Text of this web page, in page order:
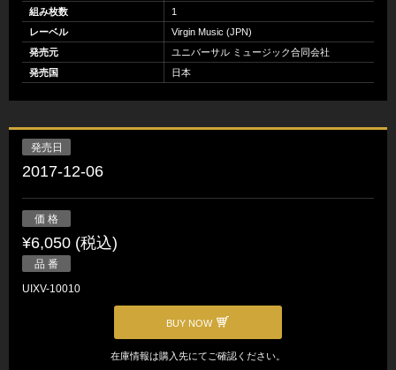
組み枚数
1
レーベル
Virgin Music (JPN)
発売元
ユニバーサル ミュージック合同会社
発売国
日本
発売日
2017-12-06
価 格
¥6,050 (税込)
品 番
UIXV-10010
BUY NOW
在庫情報は購入先にてご確認ください。